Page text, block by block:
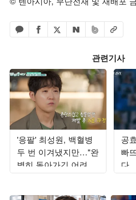
카카오톡 공유하기
페이스북 공유하기
엑스 공유하기
네이버 공유하기
밴드 공유하기
URL복사
관련기사
'응팔' 최성원, 백혈병
두 번 이겨냈지만…"완
벽히 돌아가긴 어려워"
('해투')
공
빠
다
남